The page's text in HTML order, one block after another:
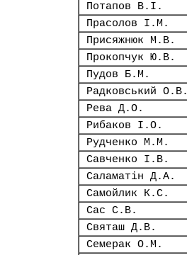
Потапов В.І.
Прасолов І.М.
Присяжнюк М.В.
Прокопчук Ю.В.
Пудов Б.М.
Радковський О.В.
Рева Д.О.
Рибаков І.О.
Рудченко М.М.
Савченко І.В.
Саламатін Д.А.
Самойлик К.С.
Сас С.В.
Святаш Д.В.
Семерак О.М.